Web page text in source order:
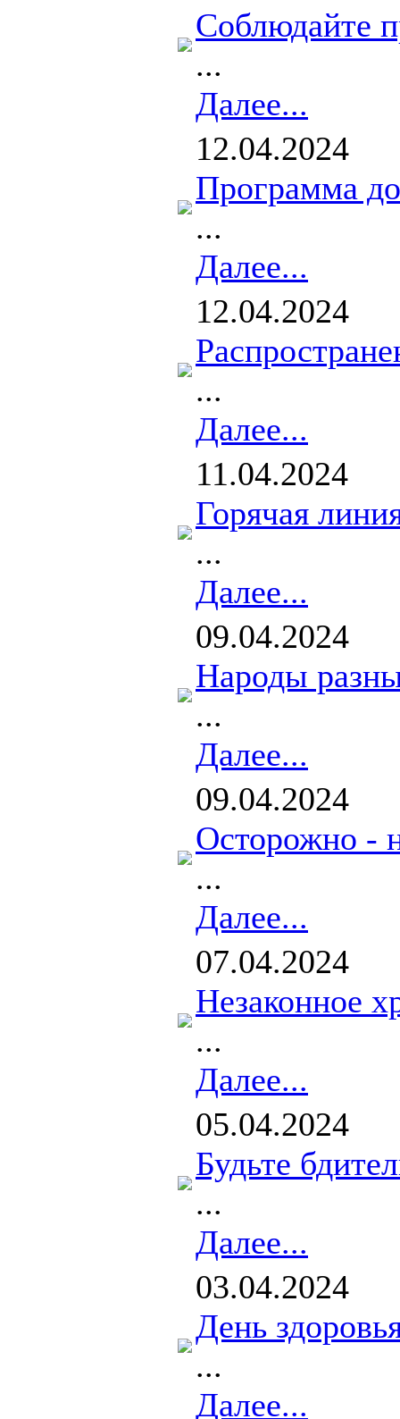
Соблюдайте
...
Далее...
12.04.2024
Программа
...
Далее...
12.04.2024
...
Далее...
11.04.2024
Горячая
...
Далее...
09.04.2024
Народы
...
Далее...
09.04.2024
Осторожно -
...
Далее...
07.04.2024
Незаконное
...
Далее...
05.04.2024
Будьте
...
Далее...
03.04.2024
День
...
Далее...